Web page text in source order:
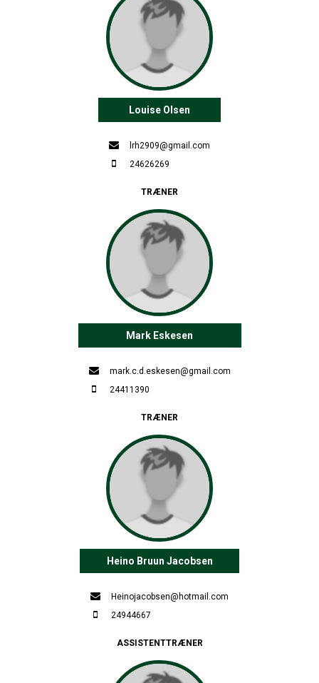
Louise Olsen
lrh2909@gmail.com
24626269
TRÆNER
Mark Eskesen
mark.c.d.eskesen@gmail.com
24411390
TRÆNER
Heino Bruun Jacobsen
Heinojacobsen@hotmail.com
24944667
ASSISTENTTRÆNER